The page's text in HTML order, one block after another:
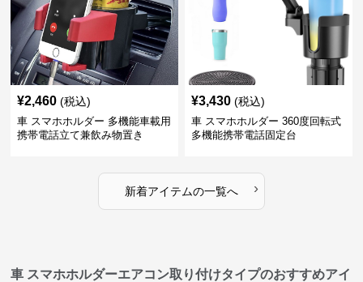
¥2,460 (税込)
車 スマホホルダー 多機能車載用
携帯電話立て兼飲み物置き
¥3,430 (税込)
車 スマホホルダー 360度回転式
多機能携帯電話固定台
新着アイテムの一覧へ ›
車 スマホホルダーエアコン取り付けタイプのおすすめアイ